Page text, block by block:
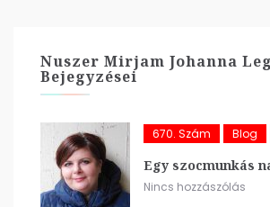
Nuszer Mirjam Johanna
Bejegyzései
670. Szám Blog
Egy szocmunkás
Nincs hozzászólás